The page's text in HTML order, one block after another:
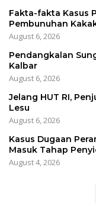
Fakta-fakta Kasus
Pembunuhan
August 6, 2026
Pendangkalan
Kalbar
August 6, 2026
Jelang HUT RI,
Lesu
August 6, 2026
Kasus Dugaan
Masuk Tahap
August 4, 2026